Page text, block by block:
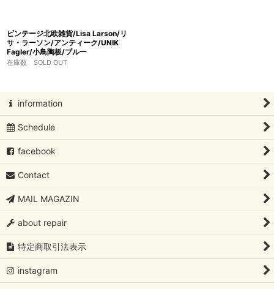
ビンテージ北欧雑貨/Lisa Larson/リ
サ・ラーソン/アンティーク/UNIK
Fagler/小鳥陶板/ブルー
在庫数 SOLD OUT
information
Schedule
facebook
Contact
MAIL MAGAZIN
about repair
特定商取引法表示
instagram